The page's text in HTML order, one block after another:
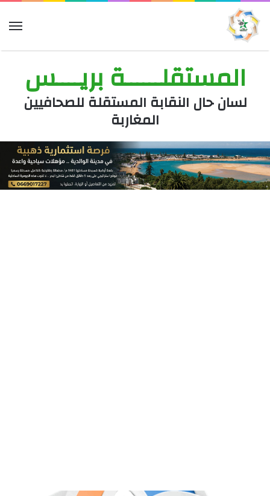
المستقلــــــة بريــــس
لسان حال النقابة المستقلة للصحافيين
المغاربة